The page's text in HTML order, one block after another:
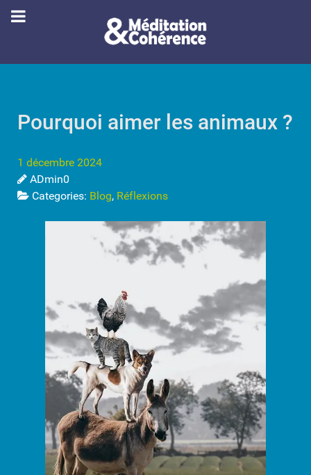
Pourquoi aimer les animaux ?
1 décembre 2024
ADmin0
Categories: Blog, Réflexions